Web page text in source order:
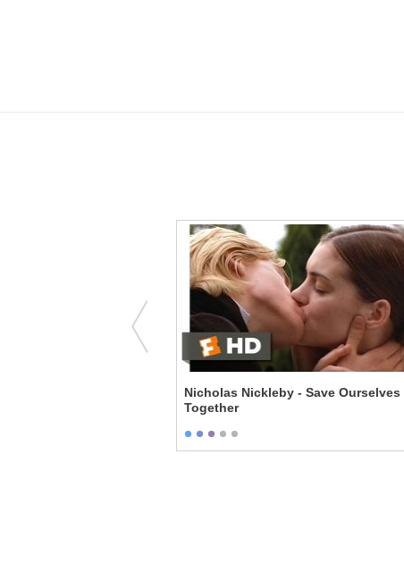
Nicholas Nickleby - Save Ourselves
Together